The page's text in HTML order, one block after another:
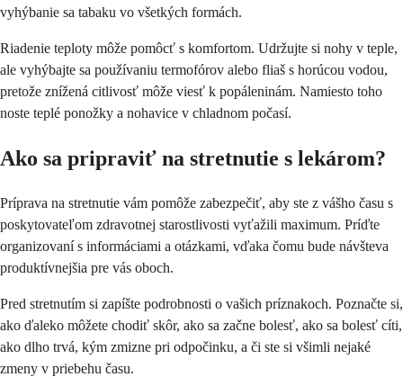
vyhýbanie sa tabaku vo všetkých formách.
Riadenie teploty môže pomôcť s komfortom. Udržujte si nohy v teple,
ale vyhýbajte sa používaniu termofórov alebo fliaš s horúcou vodou,
pretože znížená citlivosť môže viesť k popáleninám. Namiesto toho
noste teplé ponožky a nohavice v chladnom počasí.
Ako sa pripraviť na stretnutie s lekárom?
Príprava na stretnutie vám pomôže zabezpečiť, aby ste z vášho času s
poskytovateľom zdravotnej starostlivosti vyťažili maximum. Príďte
organizovaní s informáciami a otázkami, vďaka čomu bude návšteva
produktívnejšia pre vás oboch.
Pred stretnutím si zapíšte podrobnosti o vašich príznakoch. Poznačte si,
ako ďaleko môžete chodiť skôr, ako sa začne bolesť, ako sa bolesť cíti,
ako dlho trvá, kým zmizne pri odpočinku, a či ste si všimli nejaké
zmeny v priebehu času.